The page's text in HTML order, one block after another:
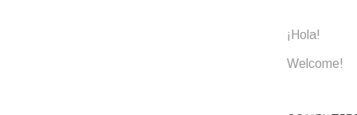
¡Hola!
Welcome!